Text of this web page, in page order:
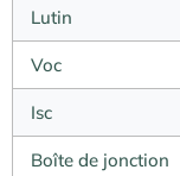
Lutin
Voc
Isc
Boîte de jonction